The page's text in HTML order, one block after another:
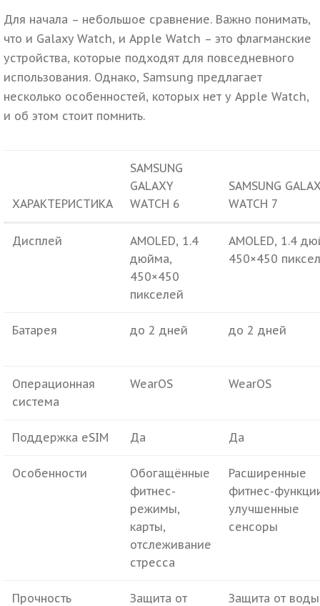
Для начала – небольшое сравнение. Важно понимать,
что и Galaxy Watch, и Apple Watch – это флагманские
устройства, которые подходят для повседневного
использования. Однако, Samsung предлагает
несколько особенностей, которых нет у Apple Watch,
и об этом стоит помнить.
ХАРАКТЕРИСТИКА
SAMSUNG
GALAXY
WATCH 6
SAMSUNG
WATCH 7
Дисплей
AMOLED, 1.4
дюйма,
450×450
пикселей
AMOLED, 1.4
450×450
Батарея до 2 дней до 2 дней
Операционная
система
WearOS WearOS
Поддержка eSIM Да Да
Особенности
Обогащённые
фитнес-
режимы,
карты,
отслеживание
стресса
Расширенные
фитнес-
улучшенные
сенсоры
Прочность
Защита от
Защита от